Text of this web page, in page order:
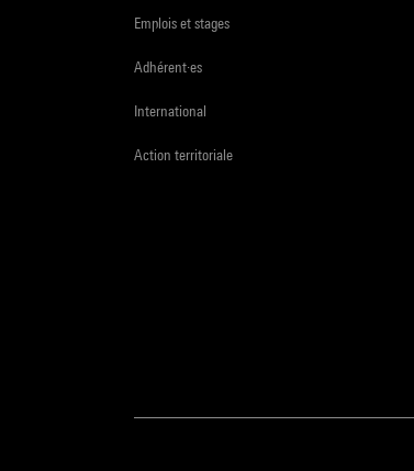
Emplois et stages
Adhérent·es
International
Action territoriale